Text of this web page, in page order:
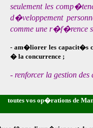
seulement les
d�veloppement
comme une r�f�rence
- am�liorer les capacit�s
� la concurrence ;
- renforcer la gestion
toutes vos op�rations de